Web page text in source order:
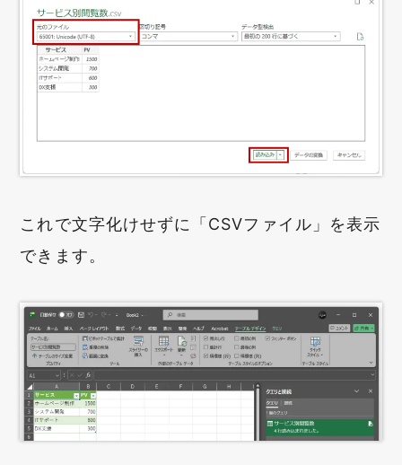
これで文字化けせずに「CSVファイル」を表示
できます。